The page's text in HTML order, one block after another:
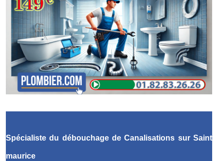
Spécialiste du débouchage de Canalisations sur Saint
maurice